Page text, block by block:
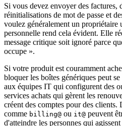
Si vous devez envoyer des factures,
réinitialisations de mot de passe et
voulez généralement un
personnelle rend cela évident. Elle
message critique soit ignoré parce
occupe ».
Si votre produit est couramment
bloquer les boîtes génériques peut
aux équipes IT qui configurent des
services achats qui gèrent les
créent des comptes pour des clients.
comme billing@ ou it@ peuvent
d'atteindre les personnes qui